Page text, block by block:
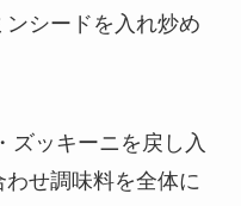
シードを入れ炒め
ッキーニを戻し入
せ調味料を全体に